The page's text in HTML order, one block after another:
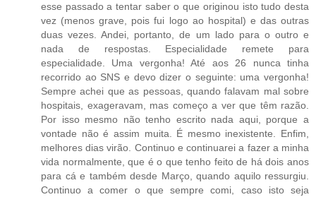
esse passado a tentar saber o que originou isto tudo desta
vez (menos grave, pois fui logo ao hospital) e das outras
duas vezes. Andei, portanto, de um lado para o outro e
nada de respostas. Especialidade remete para
especialidade. Uma vergonha! Até aos 26 nunca tinha
recorrido ao SNS e devo dizer o seguinte: uma vergonha!
Sempre achei que as pessoas, quando falavam mal sobre
hospitais, exageravam, mas começo a ver que têm razão.
Por isso mesmo não tenho escrito nada aqui, porque a
vontade não é assim muita. É mesmo inexistente. Enfim,
melhores dias virão. Continuo e continuarei a fazer a minha
vida normalmente, que é o que tenho feito de há dois anos
para cá e também desde Março, quando aquilo ressurgiu.
Continuo a comer o que sempre comi, caso isto seja